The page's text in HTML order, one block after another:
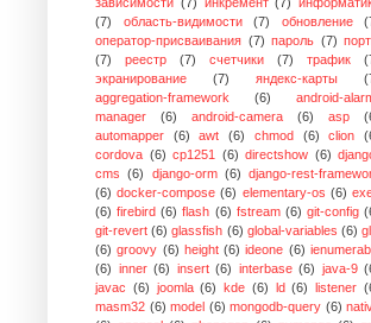
(7)
область-видимости (7) обновление
оператор-присваивания (7) пароль (7)
(7)
реестр (7) счетчики (7) трафик
экранирование
(7) яндекс-карты
aggregation-framework
(6)
android-
manager
(6) android-camera (6) asp
automapper
(6) awt (6) chmod (6) clion
cordova (6) cp1251 (6) directshow (6)
cms
(6) django-orm (6) django-rest-
(6) docker-compose (6) elementary-os (6)
(6) firebird (6) flash (6) fstream (6) git-config
git-revert (6) glassfish (6) global-variables (6)
(6) groovy (6) height (6) ideone (6)
(6) inner (6) insert (6) interbase (6) java-9
javac (6) joomla (6) kde (6) ld (6) listener
masm32 (6) model (6) mongodb-query (6)